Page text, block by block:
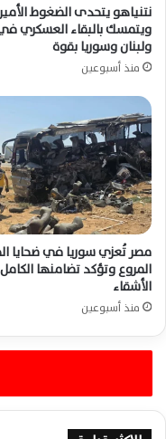
نتنياهو يتحدى الضغوط
ويتمسك بالبقاء العسكري
ولبنان وسوريا بقوة
منذ أسبوعين
مصر تُعزي سوريا في ضحايا
المروع وتؤكد تضامنها
الأشقاء
منذ أسبوعين